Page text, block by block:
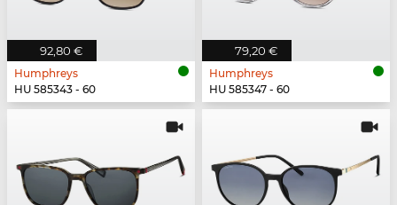
92,80 €
Humphreys
HU 585343 - 60
79,20 €
Humphreys
HU 585347 - 60